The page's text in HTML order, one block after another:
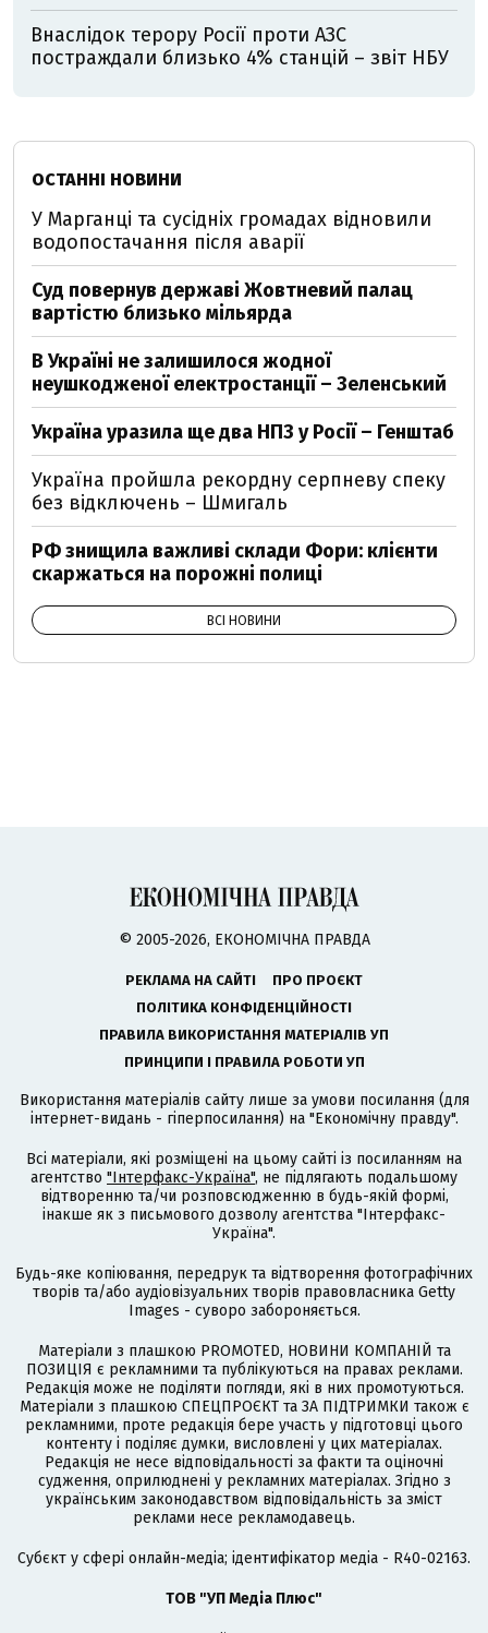
Внаслідок терору Росії проти АЗС
постраждали близько 4% станцій – звіт НБУ
ОСТАННІ НОВИНИ
У Марганці та сусідніх громадах відновили
водопостачання після аварії
Суд повернув державі Жовтневий палац
вартістю близько мільярда
В Україні не залишилося жодної
неушкодженої електростанції – Зеленський
Україна уразила ще два НПЗ у Росії – Генштаб
Україна пройшла рекордну серпневу спеку
без відключень – Шмигаль
РФ знищила важливі склади Фори: клієнти
скаржаться на порожні полиці
ВСІ НОВИНИ
© 2005-2026, ЕКОНОМІЧНА ПРАВДА
РЕКЛАМА НА САЙТІ
ПРО ПРОЄКТ
ПОЛІТИКА КОНФІДЕНЦІЙНОСТІ
ПРАВИЛА ВИКОРИСТАННЯ МАТЕРІАЛІВ УП
ПРИНЦИПИ І ПРАВИЛА РОБОТИ УП
Використання матеріалів сайту лише за умови посилання (для
інтернет-видань - гіперпосилання) на "Економічну правду".
Всі матеріали, які розміщені на цьому сайті із посиланням на
агентство "Інтерфакс-Україна", не підлягають подальшому
відтворенню та/чи розповсюдженню в будь-якій формі,
інакше як з письмового дозволу агентства "Інтерфакс-
Україна".
Будь-яке копіювання, передрук та відтворення фотографічних
творів та/або аудіовізуальних творів правовласника Getty
Images - суворо забороняється.
Матеріали з плашкою PROMOTED, НОВИНИ КОМПАНІЙ та
ПОЗИЦІЯ є рекламними та публікуються на правах реклами.
Редакція може не поділяти погляди, які в них промотуються.
Матеріали з плашкою СПЕЦПРОЄКТ та ЗА ПІДТРИМКИ також є
рекламними, проте редакція бере участь у підготовці цього
контенту і поділяє думки, висловлені у цих матеріалах.
Редакція не несе відповідальності за факти та оціночні
судження, оприлюднені у рекламних матеріалах. Згідно з
українським законодавством відповідальність за зміст
реклами несе рекламодавець.
Cубєкт у сфері онлайн-медіа; ідентифікатор медіа - R40-02163.
ТОВ "УП Медіа Плюс"